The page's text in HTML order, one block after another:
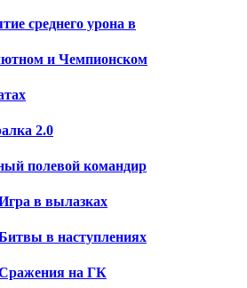
среднего урона в
и Чемпионском
2.0
полевой командир
в вылазках
в наступлениях
на ГК